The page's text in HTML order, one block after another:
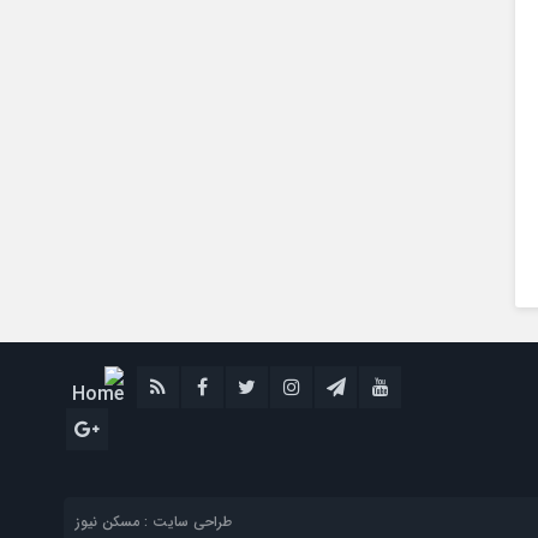
طراحی سایت : مسکن نیوز